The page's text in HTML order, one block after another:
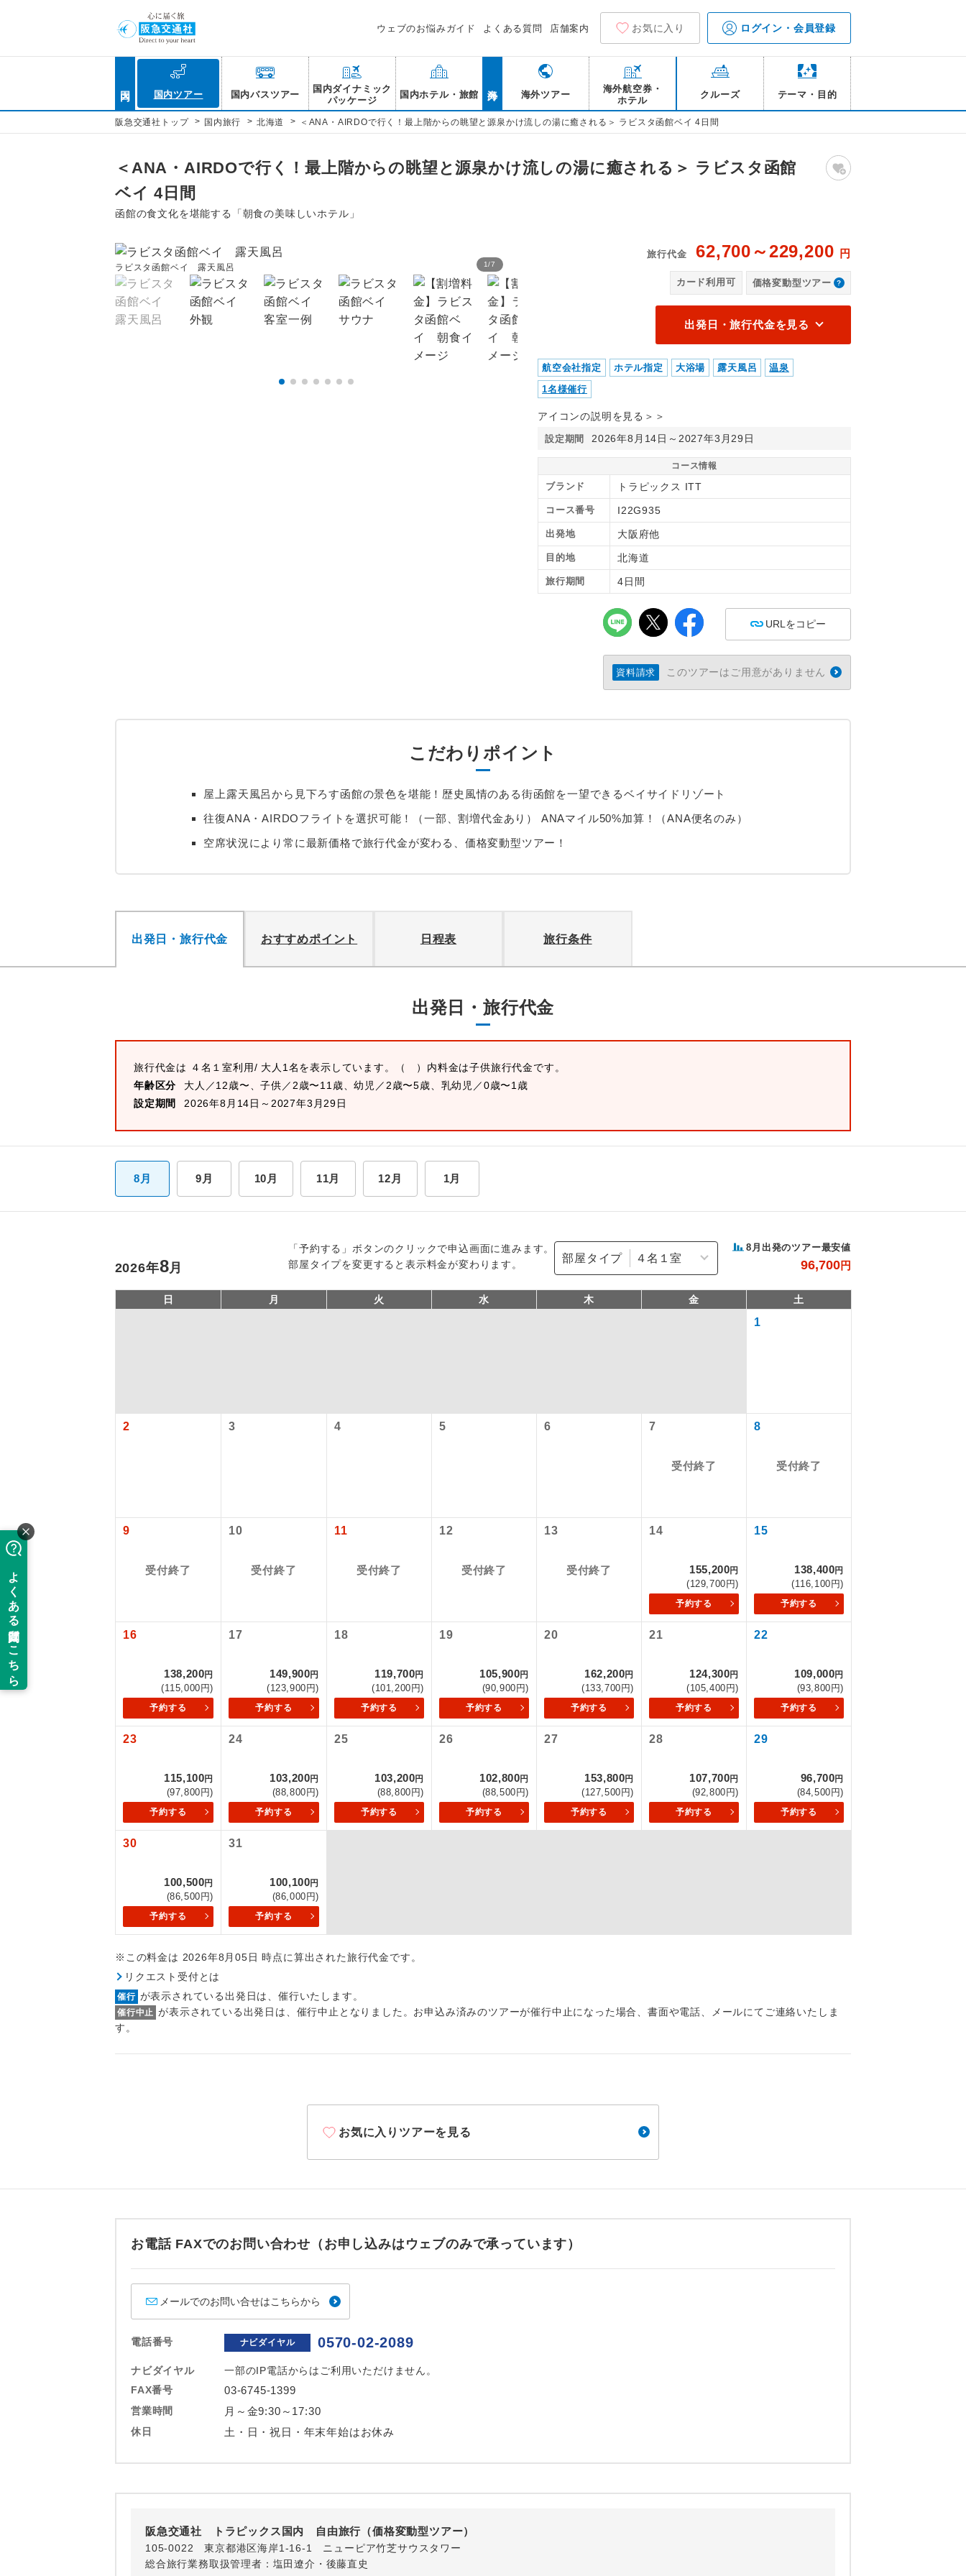
ウェブのお悩みガイド よくある質問 店舗案内 お気に入り ログイン・会員登録
国内ツアー 国内バスツアー
国内ダイナミック
パッケージ
国内ホテル・旅館 海外ツアー
海外航空券・
ホテル
クルーズ テーマ・目的
阪急交通社トップ > 国内旅行 > 北海道 > ＜ANA・AIRDOで行く！最上階からの眺望と源泉かけ流しの湯に癒される＞ ラビスタ函館ベイ 4日間
＜ANA・AIRDOで行く！最上階からの眺望と源泉かけ流しの湯に癒される＞ ラビスタ函館
ベイ 4日間
函館の食文化を堪能する「朝食の美味しいホテル」
1/7
ラビスタ函館ベイ 露天風呂
旅行代金 62,700～229,200 円
カード利用可 価格変動型ツアー
出発日・旅行代金を見る
航空会社指定 ホテル指定 大浴場 露天風呂
温泉
1名様催行
アイコンの説明を見る＞＞
設定期間 2026年8月14日～2027年3月29日
コース情報
ブランド トラピックス ITT
コース番号 I22G935
出発地 大阪府他
目的地 北海道
旅行期間 4日間
URLをコピー
資料請求 このツアーはご用意がありません
こだわりポイント
屋上露天風呂から見下ろす函館の景色を堪能！歴史風情のある街函館を一望できるベイサイドリゾート
往復ANA・AIRDOフライトを選択可能！（一部、割増代金あり） ANAマイル50%加算！（ANA便名のみ）
空席状況により常に最新価格で旅行代金が変わる、価格変動型ツアー！
出発日・旅行代金 おすすめポイント 日程表 旅行条件
出発日・旅行代金
旅行代金は ４名１室利用/ 大人1名を表示しています。
（ ）内料金は子供旅行代金です。
年齢区分
大人／12歳〜、子供／2歳〜11歳、幼児／2歳〜5歳、乳幼児／0歳〜1歳
設定期間
2026年8月14日～2027年3月29日
8月 9月 10月 11月 12月 1月
「予約する」ボタンのクリックで申込画面に進みます。
部屋タイプを変更すると表示料金が変わります。
部屋タイプ
8 月出発のツアー最安値
96,700円
2026年8月
日 月 火 水 木 金 土
1
2 3 4 5 6 7
受付終了
8
受付終了
9
受付終了
10
受付終了
11
受付終了
12
受付終了
13
受付終了
14
155,200円
(129,700円)
予約する
15
138,400円
(116,100円)
予約する
16
138,200円
(115,000円)
予約する
17
149,900円
(123,900円)
予約する
18
119,700円
(101,200円)
予約する
19
105,900円
(90,900円)
予約する
20
162,200円
(133,700円)
予約する
21
124,300円
(105,400円)
予約する
22
109,000円
(93,800円)
予約する
23
115,100円
(97,800円)
予約する
24
103,200円
(88,800円)
予約する
25
103,200円
(88,800円)
予約する
26
102,800円
(88,500円)
予約する
27
153,800円
(127,500円)
予約する
28
107,700円
(92,800円)
予約する
29
96,700円
(84,500円)
予約する
30
100,500円
(86,500円)
予約する
31
100,100円
(86,000円)
予約する
※この料金は 2026年8月05日 時点に算出された旅行代金です。
リクエスト受付とは
催行 が表示されている出発日は、催行いたします。
催行中止 が表示されている出発日は、催行中止となりました。お申込み済みのツアーが催行中止になった場合、書面や電話、メールにてご連絡いたしま
す。
お気に入りツアーを見る
お電話 FAXでのお問い合わせ（お申し込みはウェブのみで承っています）
メールでのお問い合せはこちらから
電話番号 ナビダイヤル 0570-02-2089
ナビダイヤル
一部のIP電話からはご利用いただけません。
FAX番号
03-6745-1399
営業時間 月～金9:30～17:30
休日 土・日・祝日・年末年始はお休み
阪急交通社 トラピックス国内 自由旅行（価格変動型ツアー）
105-0022 東京都港区海岸1-16-1 ニューピア竹芝サウスタワー
総合旅行業務取扱管理者：塩田遼介・後藤直史
価格変動型ツアーとは
お申し込み時期・ご利用便の空席状況によって料金が変動いたします。
お支払いは、クレジットカード決済のみとなります。
お申し込みの最後にクレジットカード決済をしていただき、決済手続き完了をもちまして、
ご旅行の契約が成立となります。
ご予約方法について
せん。
す。
同行します。
新コース 初登場のコースです。
世界遺産
ユネスコに登録されている文化遺産や自然遺産を訪ねるコー
スです。
絶景 絶景スポットに立ち寄るコースです。
露天風呂 ご宿泊ホテルに露天風呂が付いています。
大浴場 ご宿泊ホテルに大浴場が付いています。
お部屋食
周りの音を気にせず、ガイドさんの説明をじっくり聞くこと
2名様催行 2名様から出発可能な個人型プランです。
航空会社指定
おひとり様バス2席利用